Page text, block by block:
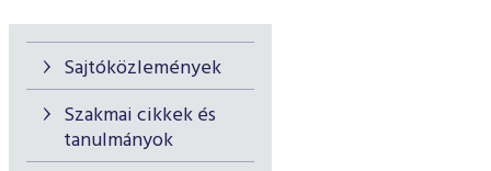
Sajtóközlemények
Szakmai cikkek és
tanulmányok